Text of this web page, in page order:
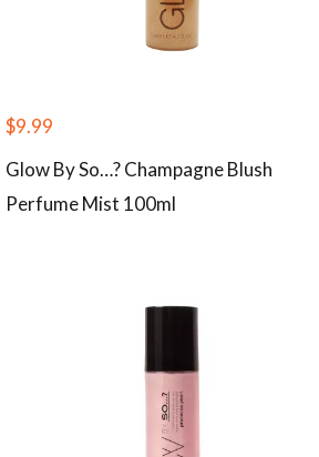
$9.99
Glow By So…? Champagne Blush
Perfume Mist 100ml